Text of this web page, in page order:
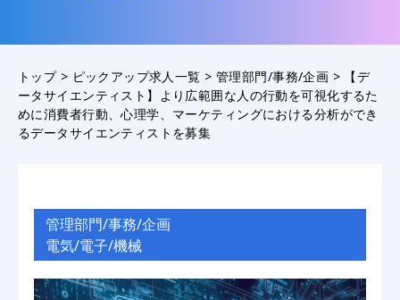
トップ> ピックアップ求人一覧 > 管理部門/事務/企画 >
【デ
ータサイエンティスト】より広範囲な人の行動を可視化するた
めに消費者行動、心理学、マーケティングにおける分析ができ
るデータサイエンティストを募集
管理部門/事務/企画
電気/電子/機械